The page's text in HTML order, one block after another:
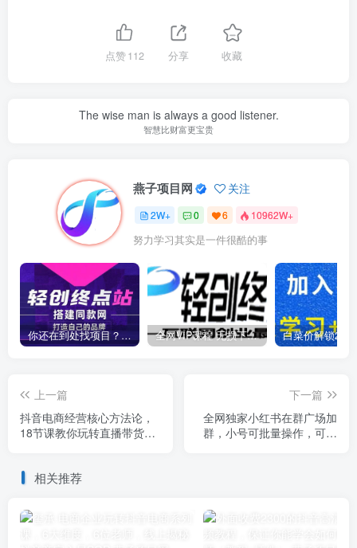
点赞112 分享 收藏
The wise man is always a good listener.
智慧比财富更宝贵
燕子项目网 关注
2W+ 0 6 10962W+
努力学习其实是一件很酷的事
你还在到处找项目？还在当韭菜？我靠卖项目一个月收入5万+，曾经我也是个失败者。 全网VIP课程 无损下载~
上一篇
抖音电商经营核心方法论，
18节课教你玩转直播带货，
下一篇
全网独家小红书在群广场加
群，小号可批量操作，可进
相关推荐